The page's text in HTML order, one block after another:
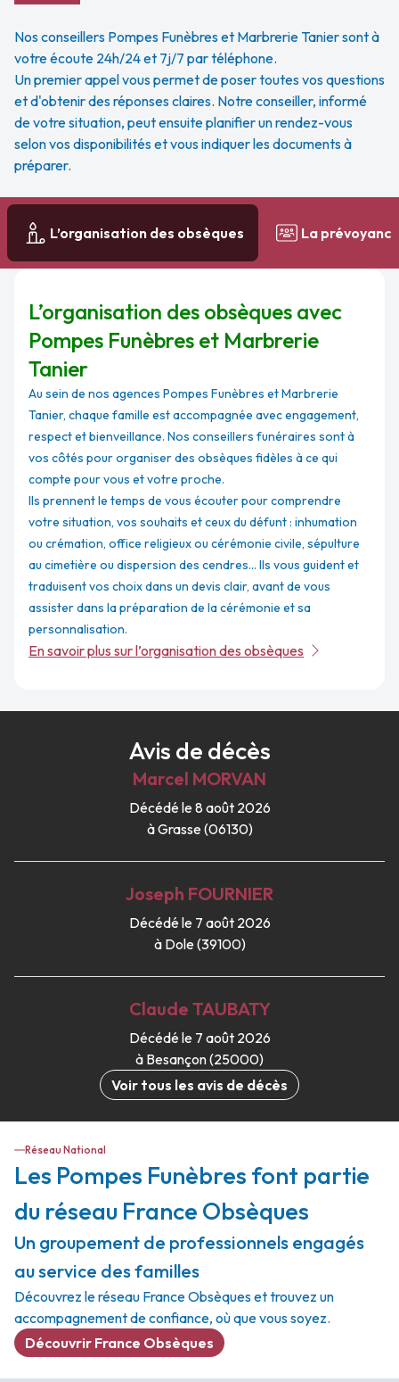
Nos conseillers Pompes Funèbres et Marbrerie Tanier sont à
votre écoute 24h/24 et 7j/7 par téléphone.
Un premier appel vous permet de poser toutes vos questions
et d'obtenir des réponses claires. Notre conseiller, informé
de votre situation, peut ensuite planifier un rendez-vous
selon vos disponibilités et vous indiquer les documents à
préparer.
L’organisation des obsèques La
L’organisation des obsèques avec
Pompes Funèbres et Marbrerie
Tanier
Au sein de nos agences Pompes Funèbres et Marbrerie
Tanier, chaque famille est accompagnée avec engagement,
respect et bienveillance. Nos conseillers funéraires sont à
vos côtés pour organiser des obsèques fidèles à ce qui
compte pour vous et votre proche.
Ils prennent le temps de vous écouter pour comprendre
votre situation, vos souhaits et ceux du défunt : inhumation
ou crémation, office religieux ou cérémonie civile, sépulture
au cimetière ou dispersion des cendres... Ils vous guident et
traduisent vos choix dans un devis clair, avant de vous
assister dans la préparation de la cérémonie et sa
personnalisation.
En savoir plus sur l’organisation des obsèques
Avis de décès
Marcel MORVAN
Décédé le 8 août 2026
à Grasse (06130)
Joseph FOURNIER
Décédé le 7 août 2026
à Dole (39100)
Claude TAUBATY
Décédé le 7 août 2026
à Besançon (25000)
Voir tous les avis de décès
Réseau National
Les Pompes Funèbres font partie
du réseau France Obsèques
Un groupement de professionnels engagés
au service des familles
Découvrez le réseau France Obsèques et trouvez un
accompagnement de confiance, où que vous soyez.
Découvrir France Obsèques